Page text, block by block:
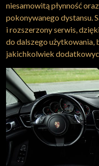
niesamowitą płynność
pokonywanego dystansu.
i rozszerzony serwis,
do dalszego użytkowania,
jakichkolwiek